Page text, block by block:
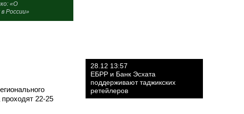
«О
России»
22-25
28.12 13:57
ЕБРР и Банк Эсхата
поддерживают таджикских
ретейлеров